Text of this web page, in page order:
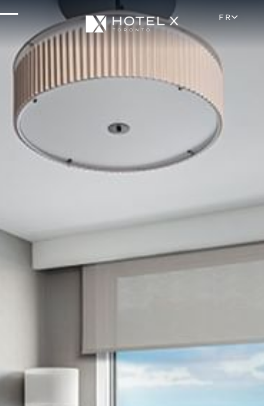
FR
Parking Et Transport
FAQ
Blog
Galerie
Carrières
Avis
Médias Et Presse